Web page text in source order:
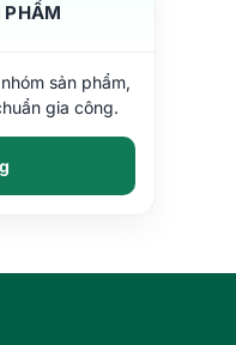
PHẨM
sản phẩm,
gia công.